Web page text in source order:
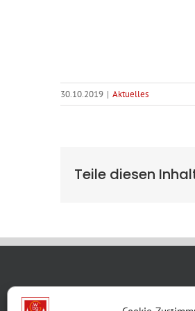
30.10.2019 | Aktuelles
Teile diesen